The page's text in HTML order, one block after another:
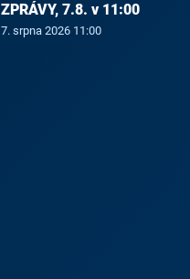
ZPRÁVY, 7.8. v 11:00
7. srpna 2026 11:00